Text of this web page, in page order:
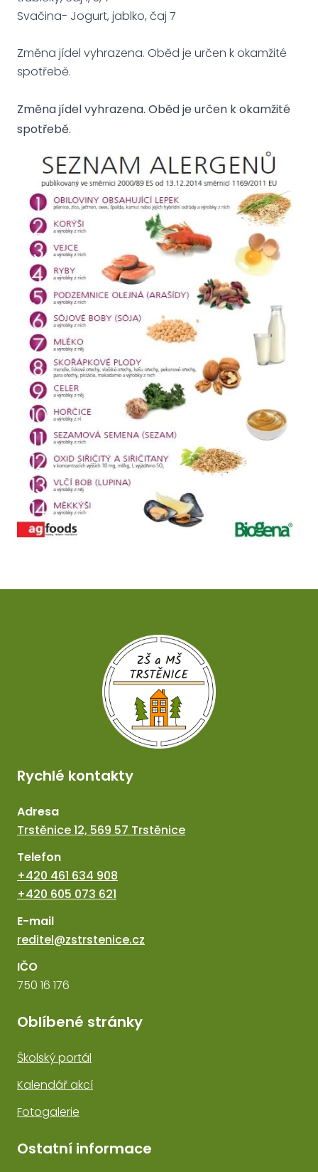
Svačina- Jogurt, jablko, čaj 7
Změna jídel vyhrazena. Oběd je určen k okamžité
spotřebě.
Změna jídel vyhrazena. Oběd je určen k okamžité
spotřebě.
Rychlé kontakty
Adresa
Trstěnice 12, 569 57 Trstěnice
Telefon
+420 461 634 908
+420 605 073 621
E-mail
reditel@zstrstenice.cz
IČO
750 16 176
Oblíbené stránky
Školský portál
Kalendář akcí
Fotogalerie
Ostatní informace